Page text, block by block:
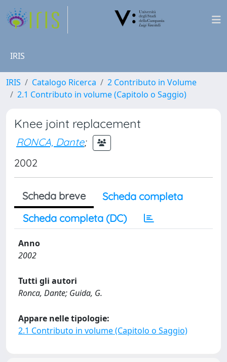
IRIS
IRIS Catalogo Ricerca
2 Contributo in Volume
2.1 Contributo in volume (Capitolo o Saggio)
Knee joint replacement
RONCA, Dante;
2002
Scheda breve
Scheda completa
Scheda completa (DC)
Anno
2002
Tutti gli autori
Ronca, Dante; Guida, G.
Appare nelle tipologie:
2.1 Contributo in volume (Capitolo o Saggio)